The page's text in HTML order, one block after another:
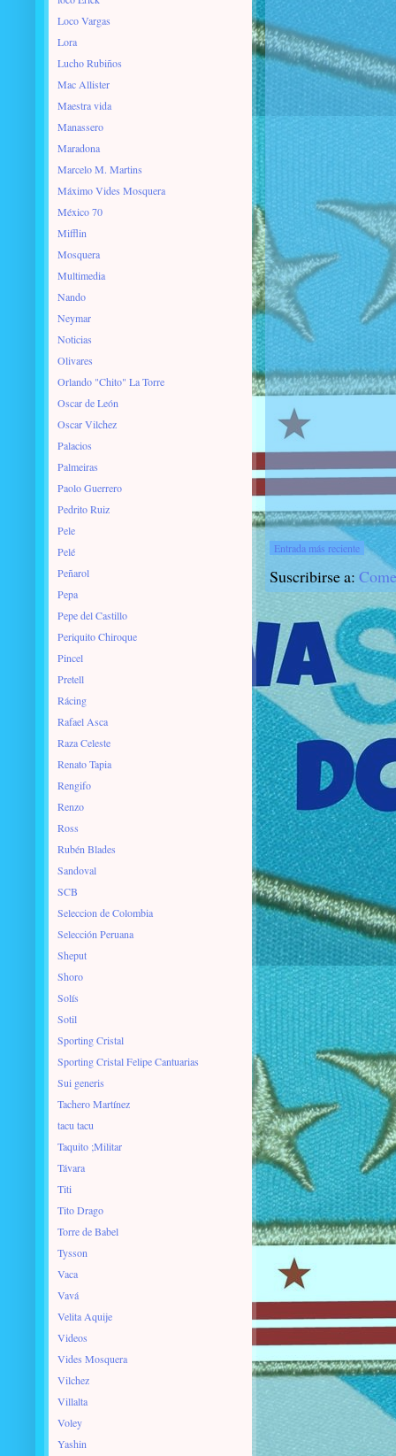
Entrada más reciente
Suscribirse a:
Loco Vargas
Lora
Lucho Rubiños
Mac Allister
Maestra vida
Manassero
Maradona
Marcelo M. Martins
Máximo Vides Mosquera
México 70
Mifflin
Mosquera
Multimedia
Nando
Neymar
Noticias
Olivares
Orlando "Chito" La Torre
Oscar de León
Oscar Vilchez
Palacios
Palmeiras
Paolo Guerrero
Pedrito Ruiz
Pele
Pelé
Peñarol
Pepa
Pepe del Castillo
Periquito Chiroque
Pincel
Pretell
Rácing
Rafael Asca
Raza Celeste
Renato Tapia
Rengifo
Renzo
Ross
Rubén Blades
Sandoval
SCB
Seleccion de Colombia
Selección Peruana
Sheput
Shoro
Solís
Sotil
Sporting Cristal
Sporting Cristal Felipe Cantuarias
Sui generis
Tachero Martínez
tacu tacu
Taquito ;Militar
Távara
Titi
Tito Drago
Torre de Babel
Tysson
Vaca
Vavá
Velita Aquije
Videos
Vides Mosquera
Vilchez
Villalta
Voley
Yashin